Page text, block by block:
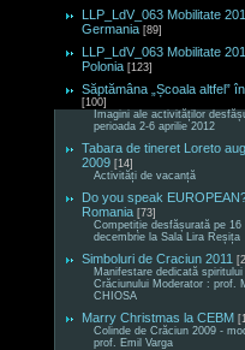
LLP_LdV_063 Mobilitate
Germania [89]
LLP_LdV_063 Mobilitate
Polonia [123]
Săptămâna „Școala altfel”
[100]
Imagini ale activităților
perioada 2-6 aprilie 2012
Tabara de tineret Loreto
2009 [14]
Activități de vacanță
Do you speak
Romania [73]
Competiție desfășurată pe 16
decembrie la Sala Lira Reșița
Simboluri de Craciun 2011
Manifestare dedicată spiritului
Crăciunului Moderator : prof.
CHIOSA
Marry Christmas la CEBM
Colinde de Crăciun 2009 -
prof. Emil Varga